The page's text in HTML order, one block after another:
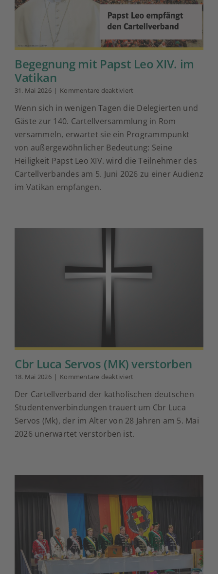
Begegnung mit Papst Leo XIV. im
Vatikan
31. Mai 2026 | Kommentare deaktiviert
mit
Papst
Leo
XIV.
im
Vatikan
Wenn sich in wenigen Tagen die Delegierten und
Gäste zur 140. Cartellversammlung in Rom
versammeln, erwartet sie ein Programmpunkt
von außergewöhnlicher Bedeutung: Seine
Heiligkeit Papst Leo XIV. wird die Teilnehmer des
Cartellverbandes am 5. Juni 2026 zu einer Audienz
im Vatikan empfangen.
Cbr Luca Servos (MK) verstorben
18. Mai 2026 | Kommentare deaktiviert
Luca
Servos
(MK)
verstorben
Der Cartellverband der katholischen deutschen
Studentenverbindungen trauert um Cbr Luca
Servos (Mk), der im Alter von 28 Jahren am 5. Mai
2026 unerwartet verstorben ist.